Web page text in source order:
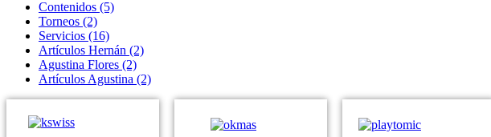
Contenidos (5)
Torneos (2)
Servicios (16)
Artículos Hernán (2)
Agustina Flores (2)
Artículos Agustina (2)